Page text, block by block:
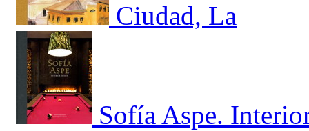
Ciudad, La
Sofía Aspe.